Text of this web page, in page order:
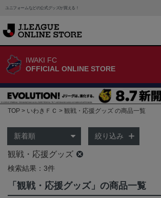
ユニフォームなどの公式グッズが買える！
IWAKI FC
OFFICIAL ONLINE STORE
TOP いわきＦＣ 観戦・応援グッズ の商品一覧
絞り込み
観戦・応援グッズ
検索結果：3件
「観戦・応援グッズ」の商品一覧